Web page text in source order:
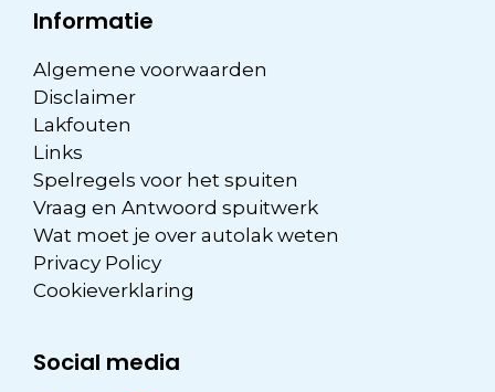
Informatie
Algemene voorwaarden
Disclaimer
Lakfouten
Links
Spelregels voor het spuiten
Vraag en Antwoord spuitwerk
Wat moet je over autolak weten
Privacy Policy
Cookieverklaring
Social media